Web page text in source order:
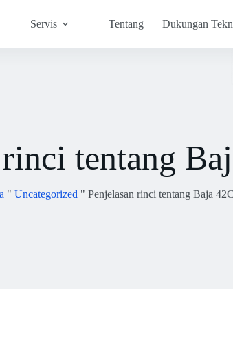
Servis Tentang Dukungan
tentang
" Uncategorized " Penjelasan rinci tentang Baja